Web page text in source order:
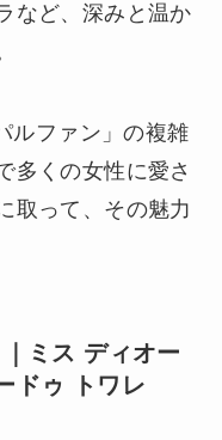
など、深みと温か
ルファン」の複雑
多くの女性に愛さ
取って、その魅力
ミス ディオー
ドゥ トワレ